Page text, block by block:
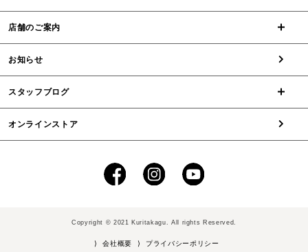
店舗のご案内
お知らせ
スタッフブログ
オンラインストア
Copyright © 2021 Kuritakagu. All rights Reserved.
⟩ 会社概要 ⟩ プライバシーポリシー